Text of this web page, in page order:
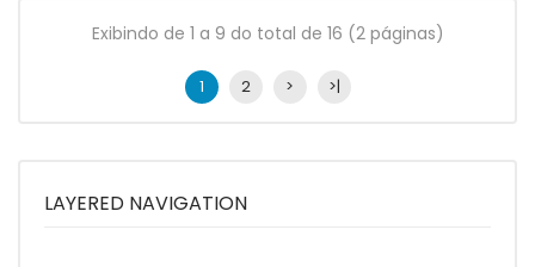
LAYERED NAVIGATION
Exibindo de 1 a 9 do total de 16 (2 páginas)
1 2 > >|